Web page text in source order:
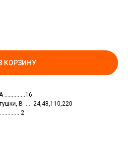
КОРЗИНУ
А …………..16
В ….. 24,48,110,220
2